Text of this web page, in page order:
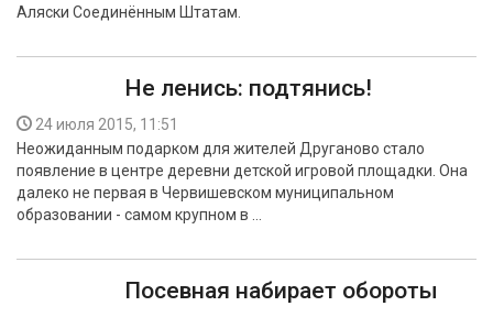
Аляски Соединённым Штатам.
Не ленись: подтянись!
24 июля 2015, 11:51
Неожиданным подарком для жителей Друганово стало
появление в центре деревни детской игровой площадки. Она
далеко не первая в Червишевском муниципальном
образовании - самом крупном в …
Посевная набирает обороты